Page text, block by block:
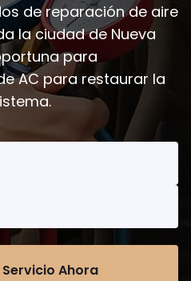
de reparación de aire
la ciudad de Nueva
para
AC para restaurar la
Ahora